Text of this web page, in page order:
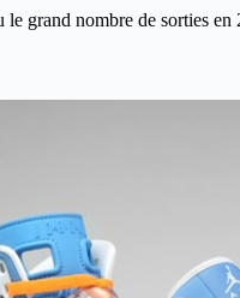
grand nombre de sorties en